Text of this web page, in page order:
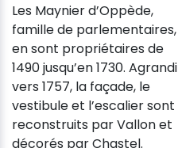
Les Maynier d’Oppède,
famille de parlementaires,
en sont propriétaires de
1490 jusqu’en 1730. Agrandi
vers 1757, la façade, le
vestibule et l’escalier sont
reconstruits par Vallon et
décorés par Chastel.